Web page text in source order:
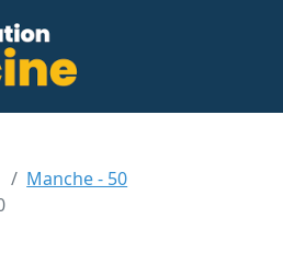
Manche - 50